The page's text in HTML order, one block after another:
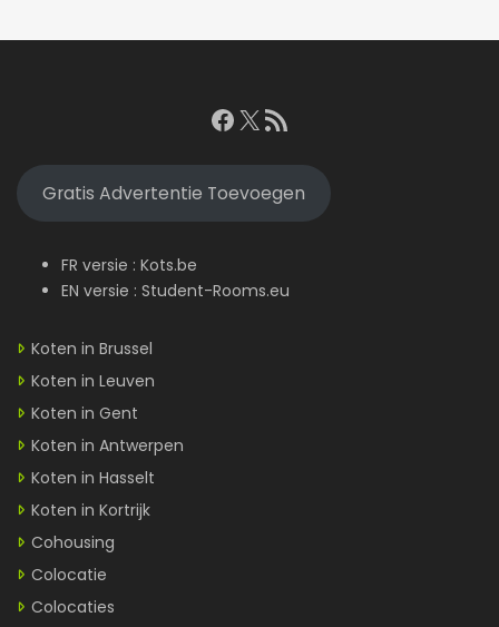
Facebook
X RSS feed
Gratis Advertentie Toevoegen
FR versie : Kots.be
EN versie : Student-Rooms.eu
Koten in Brussel
Koten in Leuven
Koten in Gent
Koten in Antwerpen
Koten in Hasselt
Koten in Kortrijk
Cohousing
Colocatie
Colocaties